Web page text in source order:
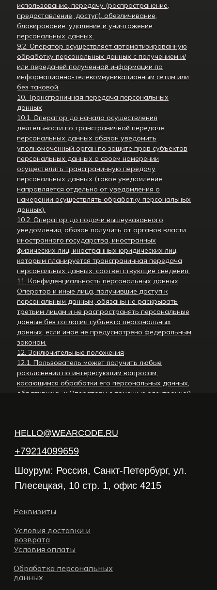
использование, передачу (распространение,
предоставление, доступ), обезличивание,
блокирование, удаление и уничтожение
персональных данных.
9.2. Оператор осуществляет автоматизированную
обработку персональных данных с получением и/
или передачей полученной информации по
информационно-телекоммуникационным сетям или
без таковой.
10. Трансграничная передача персональных
данных
10.1. Оператор до начала осуществления
деятельности по трансграничной передаче
персональных данных обязан уведомить
уполномоченный орган по защите прав субъектов
персональных данных о своем намерении
осуществлять трансграничную передачу
персональных данных (такое уведомление
направляется отдельно от уведомления о
намерении осуществлять обработку персональных
данных).
10.2. Оператор до подачи вышеуказанного
уведомления, обязан получить от органов власти
иностранного государства, иностранных
физических лиц, иностранных юридических лиц,
которым планируется трансграничная передача
персональных данных, соответствующие сведения.
11. Конфиденциальность персональных данных
Оператор и иные лица, получившие доступ к
персональным данным, обязаны не раскрывать
третьим лицам и не распространять персональные
данные без согласия субъекта персональных
данных, если иное не предусмотрено федеральным
законом.
12. Заключительные положения
12.1. Пользователь может получить любые
разъяснения по интересующим вопросам,
касающимся обработки его персональных данных,
обратившись к Оператору с помощью электронной
данных Оператором. Политика действует
12.3. Актуальная версия Политики в свободном
доступе расположена в сети Интернет по адресу
http://wearcode.ru/politika-konfidencialnosti.
HELLO@WEARCODE.RU
Шоурум: Россия, Санкт-Петербург, ул.
Плесецкая, 10 стр. 1, офис 4215
+79214099659
Реквизиты
Условия доставки и
возврата
Условия оплаты
Обработка персональных
данных